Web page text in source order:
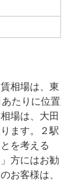
相場は、東
たりに位置
場は、大田
ます。２駅
を考える
方にはお勧
お客様は、